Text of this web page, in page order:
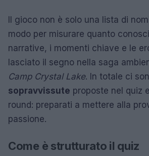
Il gioco non è solo una lista di
modo per misurare quanto
narrative, i momenti chiave e le
lasciato il segno nella saga
Camp Crystal Lake. In totale ci
sopravvissute proposte nel quiz
round: preparati a mettere alla
passione.
Come è strutturato il quiz